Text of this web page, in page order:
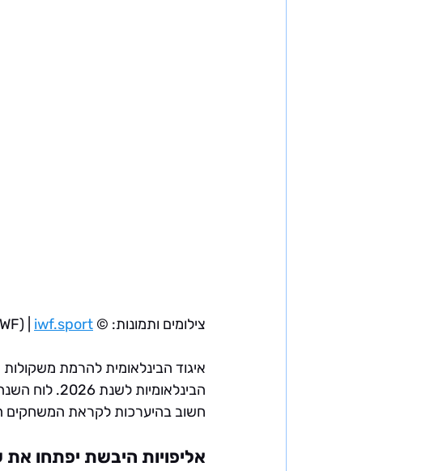
צילומים ותמונות: © International Weightlifting Federation (IWF) |
iwf.sport
חשוב בהיערכות לקראת המשחקים
אליפויות היבשת יפתחו את